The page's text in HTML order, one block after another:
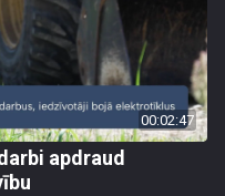
00:02:47
apdraud